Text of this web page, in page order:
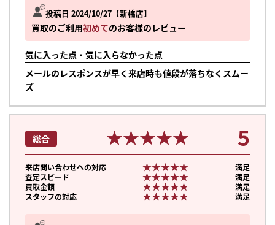
投稿日 2024/10/27 新橋店
買取のご利用初めてのお客様のレビュー
気に入った点・気に入らなかった点
メールのレスポンスが早く来店時も値段が落ちなくスムー
ズ
総合 ★★★★★
★★★★★ 5
来店問い合わせへの対応 ★★★★★
★★★★★
満足
査定スピード
★★★★★
★★★★★
満足
買取金額
★★★★★
★★★★★
満足
スタッフの対応
★★★★★
★★★★★ 満足
まずは